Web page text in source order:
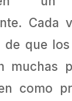
Cada
de que
muchas
como